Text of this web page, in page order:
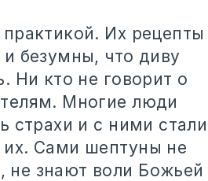
Их рецепты
безумны, что диву
Ни кто не говорит о
Многие люди
страхи и с ними стали
Сами шептуны не
не знают воли Божьей